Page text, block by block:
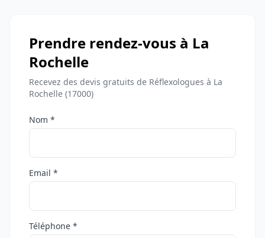
Prendre rendez-vous à La
Rochelle
Recevez des devis gratuits de Réflexologues à La
Rochelle (17000)
Nom *
Email *
Téléphone *